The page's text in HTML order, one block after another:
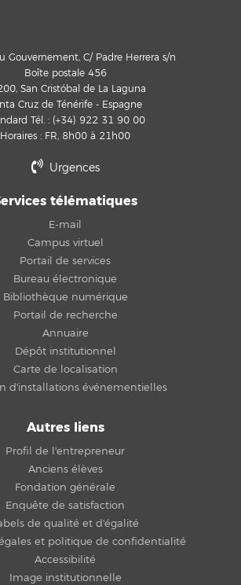
Gouvernement, C/ Padre Herrera s/n
Boîte postale 456
San Cristóbal de La Laguna
Cruz de Ténérife - Espagne
Tél. : (+34) 922 31 90 00
Horaires : FR, 8h00 à 21h00
Urgences
télématiques
E-mail
Campus virtuel
Portail de services
Bureau électronique
Bibliothèque numérique
Portail de recherche
Annuaire
Dépôt institutionnel
Carte de localisation
d'installations événementielles
Autres liens
Profil de l'entrepreneur
Anciens élèves
Fondation générale
Enquête de satisfaction
de qualité et d'égalité
et politique de confidentialité
Accessibilité
Image institutionnelle